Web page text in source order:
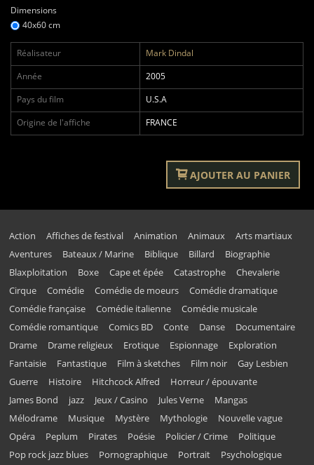
Dimensions
40x60 cm
Réalisateur
Mark Dindal
Année
2005
Pays du film
U.S.A
Origine de l'affiche
FRANCE
AJOUTER AU PANIER
Action Affiches de festival Animation Animaux
Arts martiaux
Aventures
Bateaux / Marine Biblique Billard
Biographie
Blaxploitation
Boxe Cape et épée Catastrophe
Chevalerie
Cirque
Comédie Comédie de moeurs
Comédie dramatique
Comédie française
Comédie italienne
Comédie musicale
Comédie romantique
Comics BD Conte Danse
Documentaire
Drame
Drame religieux Erotique Espionnage
Exploration
Fantaisie
Fantastique Film à sketches Film noir
Gay Lesbien
Guerre
Histoire Hitchcock Alfred
Horreur / épouvante
James Bond
jazz Jeux / Casino Jules Verne
Mangas
Mélodrame
Musique Mystère Mythologie
Nouvelle vague
Opéra
Peplum Pirates Poésie Policier / Crime
Politique
Pop rock jazz blues
Pornographique Portrait
Psychologique